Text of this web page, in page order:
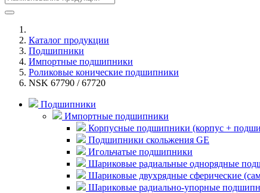
Каталог продукции
Подшипники
Импортные подшипники
Роликовые конические подшипники
NSK 67790 / 67720
Подшипники
Импортные подшипники
Корпусные подшипники (корпус +
Подшипники скольжения GE
Игольчатые подшипники
Шариковые радиальные однорядные
Шариковые двухрядные сферические
Шариковые радиально-упорные